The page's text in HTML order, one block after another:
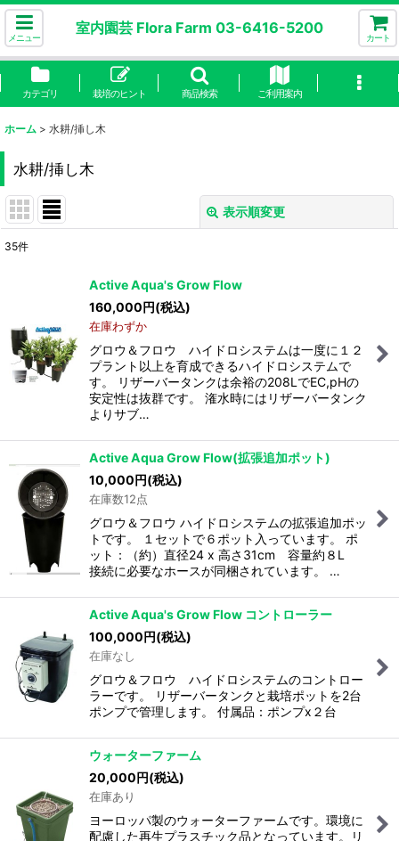
メニュー
室内園芸 Flora Farm 03-6416-5200
カート
カテゴリ 栽培のヒント 商品検索 ご利用案内
ホーム > 水耕/挿し木
水耕/挿し木
表示順変更
並び順:
絞り込む
35件
Active Aqua's Grow Flow
160,000円(税込)
在庫わずか
グロウ＆フロウ ハイドロシステムは一度に１２
プラント以上を育成できるハイドロシステムで
す。 リザーバータンクは余裕の208LでEC,pHの
安定性は抜群です。 潅水時にはリザーバータンク
よりサブ…
Active Aqua Grow Flow(拡張追加ポット)
10,000円(税込)
在庫数12点
グロウ＆フロウ ハイドロシステムの拡張追加ポッ
トです。 １セットで６ポット入っています。 ポ
ット：（約）直径24 x 高さ31cm 容量約８L
接続に必要なホースが同梱されています。 …
Active Aqua's Grow Flow コントローラー
100,000円(税込)
在庫なし
グロウ＆フロウ ハイドロシステムのコントロー
ラーです。 リザーバータンクと栽培ポットを2台
ポンプで管理します。 付属品：ポンプx２台
ウォーターファーム
20,000円(税込)
在庫あり
ヨーロッパ製のウォーターファームです。環境に
配慮した再生プラスチック品となっています。リ